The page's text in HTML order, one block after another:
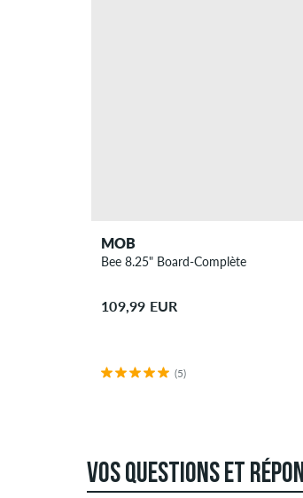
MOB
Bee 8.25" Board-Complète
109,99 EUR
(5)
VOS QUESTIONS ET